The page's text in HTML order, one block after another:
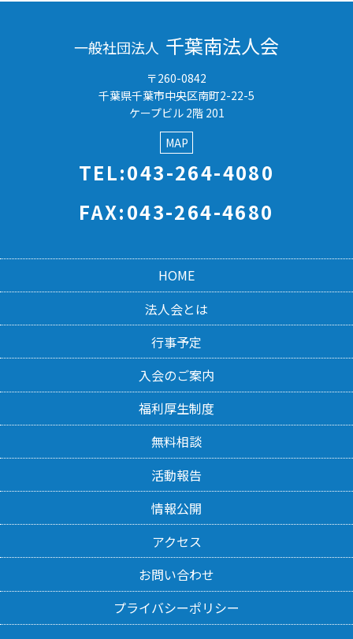
一般社団法人 千葉南法人会
〒260-0842
千葉県千葉市中央区南町2-22-5
ケープビル 2階 201
MAP
TEL:043-264-4080
FAX:043-264-4680
HOME
法人会とは
行事予定
入会のご案内
福利厚生制度
無料相談
活動報告
情報公開
アクセス
お問い合わせ
プライバシーポリシー